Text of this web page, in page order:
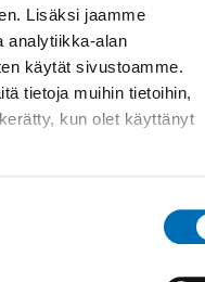
Lisäksi jaamme
analytiikka-alan
käytät sivustoamme.
tietoja muihin tietoihin,
kun olet käyttänyt
– En
litteratur
för personer
nytta ger